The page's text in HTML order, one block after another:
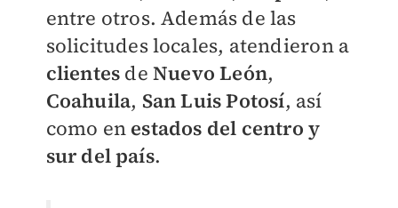
entre otros. Además de las
solicitudes locales, atendieron a
clientes de Nuevo León,
Coahuila, San Luis Potosí, así
como en estados del centro y
sur del país.